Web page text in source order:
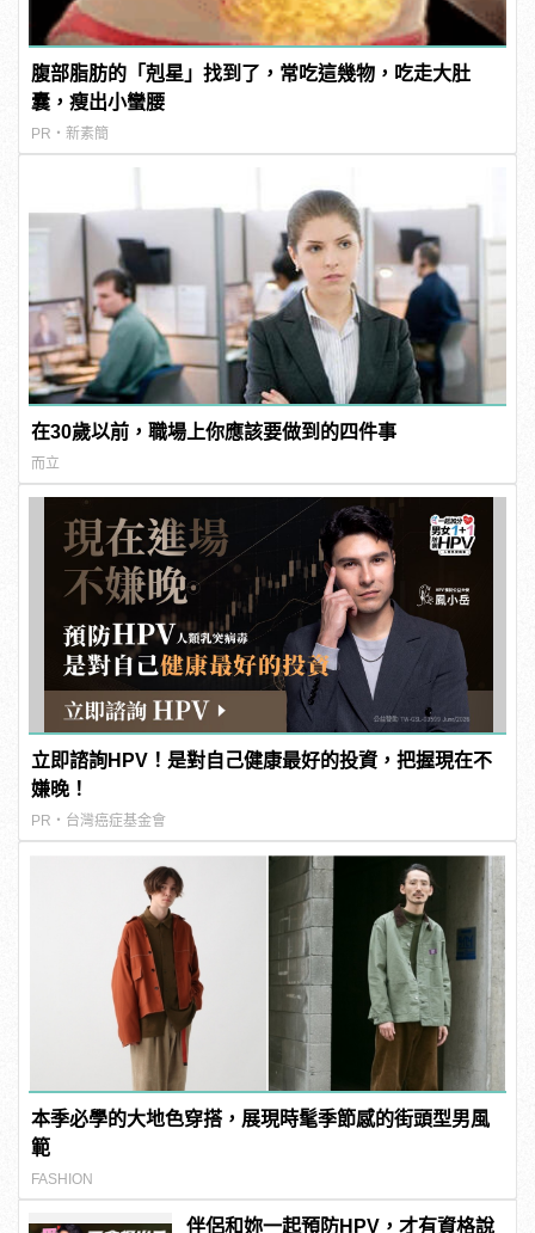
腹部脂肪的「剋星」找到了，常吃這幾物，吃走大肚
囊，瘦出小蠻腰
PR・新素簡
在30歲以前，職場上你應該要做到的四件事
而立
立即諮詢HPV！是對自己健康最好的投資，把握現在不
嫌晚！
PR・台灣癌症基金會
本季必學的大地色穿搭，展現時髦季節感的街頭型男風
範
FASHION
伴侶和妳一起預防HPV，才有資格說